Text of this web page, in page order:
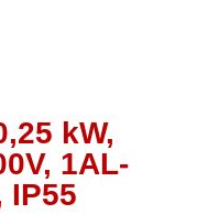
kW,
1AL-
IP55